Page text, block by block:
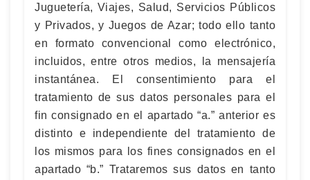
Juguetería, Viajes, Salud, Servicios Públicos
y Privados, y Juegos de Azar; todo ello tanto
en formato convencional como electrónico,
incluidos, entre otros medios, la mensajería
instantánea. El consentimiento para el
tratamiento de sus datos personales para el
fin consignado en el apartado “a.” anterior es
distinto e independiente del tratamiento de
los mismos para los fines consignados en el
apartado “b.” Trataremos sus datos en tanto